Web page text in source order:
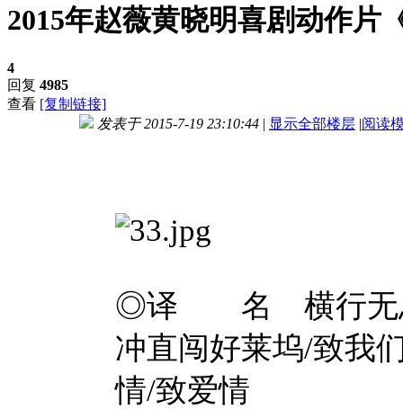
2015年赵薇黄晓明喜剧动作片
4
回复 4985
查看 [复制链接]
发表于 2015-7-19 23:10:44 | 显示全部楼层 |阅读
◎译 名 横行无忌
冲直闯好莱坞/致我
情/致爱情